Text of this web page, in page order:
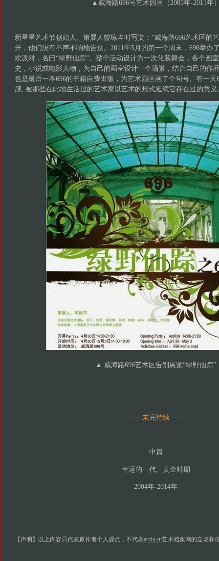
▲ 威海路696号艺术园区（2005年-2011年
新星星艺术节创始人、策展人曾琼当时写文：“威海路696艺术区的
开，他们没有不声不响地告别。2011年5月的第一个周末，696举办
欢派对，名曰“绿野仙踪”。整个活动设计为一次化装舞会，各个画
史，小说或电影人物，为自己的画室设计一个场景，结合自己的作
也是最后一本696的书籍自费出版，为艺术园区画了个句号。有一天
感, 被那些在此地生活过的艺术家以艺术的形式延续它存在过的意义
▲ 威海路696艺术区告别展览“绿野仙踪”
—— 未完待续 ——
中篇
幸运的一代、黄金时期
2004年-2014年
【声明】以上内容只代表原作者个人观点，不代表artda.cn艺术档案网的立场和